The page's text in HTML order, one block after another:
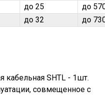
до 25
до
до 32 до
кабельная SHTL - 1шт.
совмещенное с